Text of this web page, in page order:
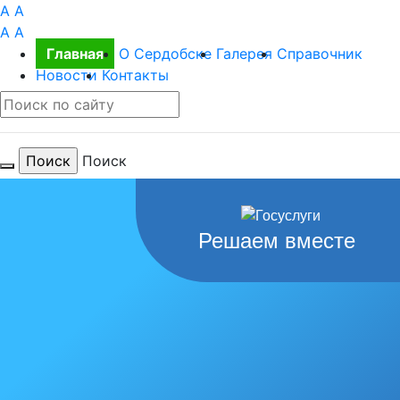
A A
A A
Главная
О Сердобске Галерея Справочник
Новости Контакты
Поиск
Решаем вместе
Для тебя